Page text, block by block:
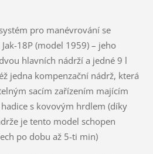
pro manévrování se
18P (model 1959) – jeho
hlavních nádrží a jedné 9 l
jedna kompenzační nádrž, která
sacím zařízením majícím
s kovovým hrdlem (díky
je tento model schopen
po dobu až 5-ti min)